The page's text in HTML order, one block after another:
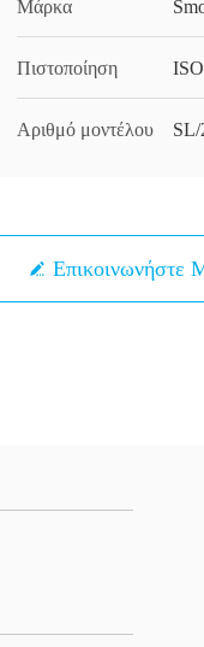
Μάρκα
Πιστοποίηση
Αριθμό μοντέλου SL/
Επικοινωνήστε